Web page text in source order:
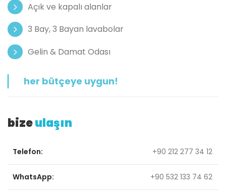
Açık ve kapalı alanlar
3 Bay, 3 Bayan lavabolar
Gelin & Damat Odası
her bütçeye uygun!
bizeulaşın
Telefon: +90 212 277 34 12
WhatsApp: +90 532 133 74 62